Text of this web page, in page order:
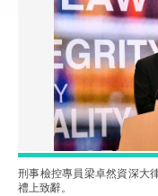
刑事檢控專員梁卓然資深大
禮上致辭。